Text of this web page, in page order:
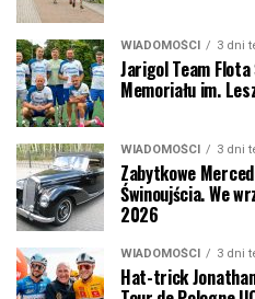
WIADOMOŚCI 3 dni
Jarigol Team
Memoriału im.
WIADOMOŚCI 3 dni
Zabytkowe
Świnoujścia. We
2026
WIADOMOŚCI 3 dni
Hat-trick